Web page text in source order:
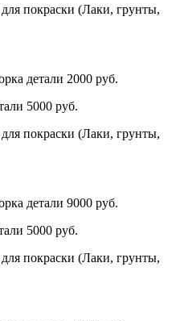
покраски (Лаки, грунты,
детали 2000 руб.
5000 руб.
покраски (Лаки, грунты,
детали 9000 руб.
5000 руб.
покраски (Лаки, грунты,